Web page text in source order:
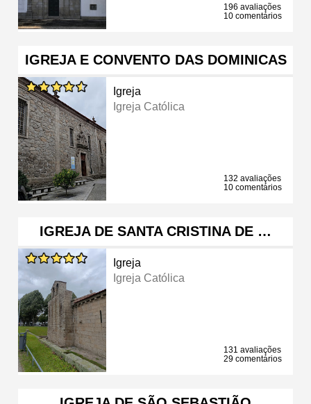
196 avaliações
10 comentários
IGREJA E CONVENTO DAS DOMINICAS
Igreja
Igreja Católica
132 avaliações
10 comentários
IGREJA DE SANTA CRISTINA DE …
Igreja
Igreja Católica
131 avaliações
29 comentários